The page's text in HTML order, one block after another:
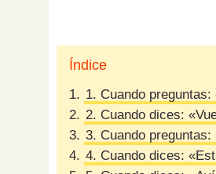
Índice
1. 1. Cuando
2. 2. Cuando dices:
3. 3. Cuando
4. 4. Cuando dices: